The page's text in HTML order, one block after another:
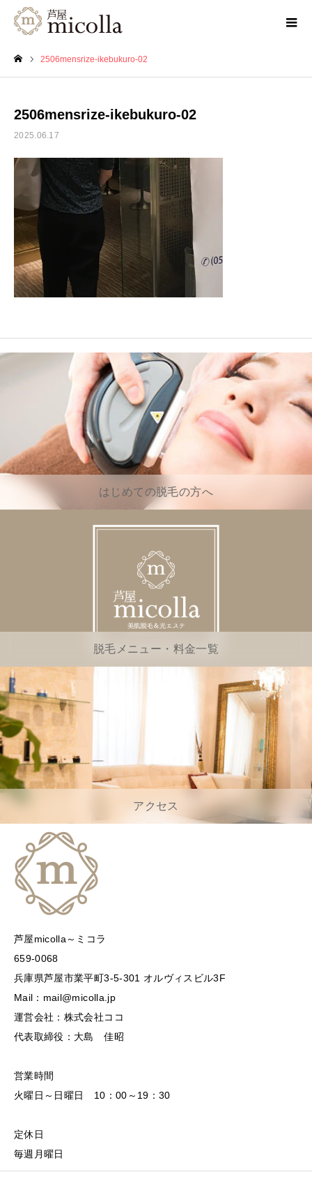
2506mensrize-ikebukuro-02
2506mensrize-ikebukuro-02
2025.06.17
はじめての脱毛の方へ
脱毛メニュー・料金一覧
アクセス
芦屋micolla～ミコラ
659-0068
兵庫県芦屋市業平町3-5-301 オルヴィスビル3F
Mail：mail@micolla.jp
運営会社：株式会社ココ
代表取締役：大島 佳昭
営業時間
火曜日～日曜日 10：00～19：30
定休日
毎週月曜日